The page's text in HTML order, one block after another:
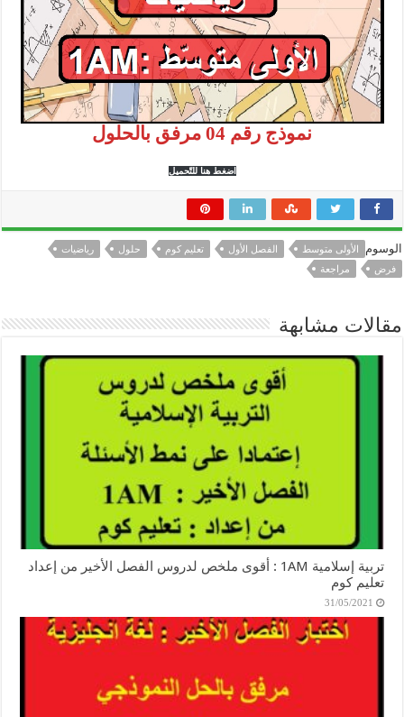
نموذج رقم 04 مرفق بالحلول
اضغط هنا للتّحميل
الوسوم الأولى متوسط الفصل الأول تعليم كوم حلول
رياضيات
فرض
مراجعة
مقالات مشابهة
تربية إسلامية 1AM : أقوى ملخص لدروس الفصل الأخير من إعداد
تعليم كوم
31/05/2021